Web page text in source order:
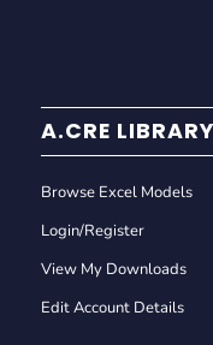
A.CRE
Browse Excel Models
Login/Register
View My Downloads
Edit Account Details